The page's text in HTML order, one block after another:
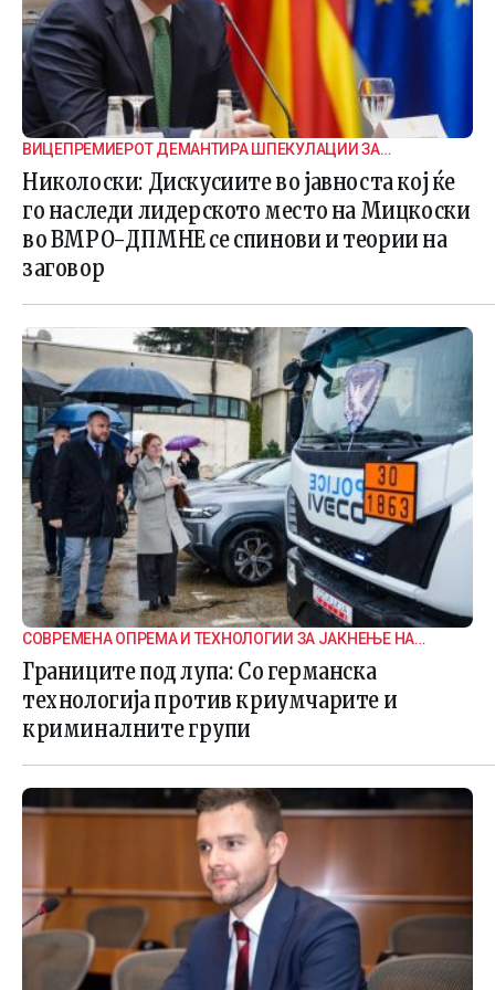
ВИЦЕПРЕМИЕРОТ ДЕМАНТИРА ШПЕКУЛАЦИИ ЗА
ВНАТРЕПАРТИСКИ ПОДЕЛБИ
Николоски: Дискусиите во јавноста кој ќе
го наследи лидерското место на Мицкоски
во ВМРО-ДПМНЕ се спинови и теории на
заговор
СОВРЕМЕНА ОПРЕМА И ТЕХНОЛОГИИ ЗА ЈАКНЕЊЕ НА
ГРАНИЧНАТА БЕЗБЕДНОСТ
Границите под лупа: Со германска
технологија против криумчарите и
криминалните групи